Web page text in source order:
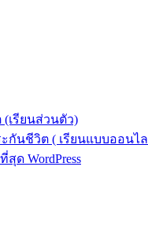
เรียนส่วนตัว)
นชีวิต ( เรียนแบบออนไ
ด WordPress